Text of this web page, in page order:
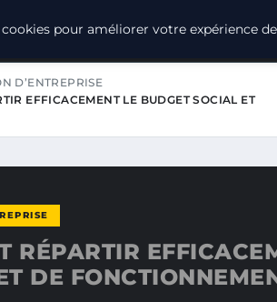
D’ENTREPRISE
EFFICACEMENT LE BUDGET SOCIAL ET
RÉPARTIR
DE
pour améliorer votre expérience